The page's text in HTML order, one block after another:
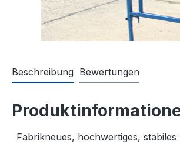
Beschreibung Bewertungen
Fabrikneues, hochwertiges,